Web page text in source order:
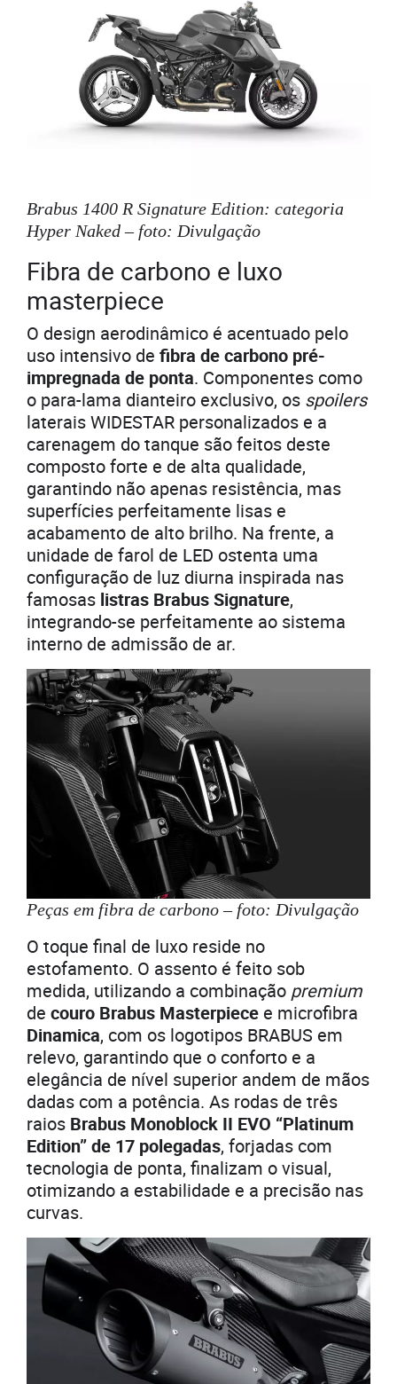
Brabus 1400 R Signature Edition: categoria
Hyper Naked – foto: Divulgação
Fibra de carbono e luxo
masterpiece
O design aerodinâmico é acentuado pelo
uso intensivo de fibra de carbono pré-
impregnada de ponta. Componentes como
o para-lama dianteiro exclusivo, os spoilers
laterais WIDESTAR personalizados e a
carenagem do tanque são feitos deste
composto forte e de alta qualidade,
garantindo não apenas resistência, mas
superfícies perfeitamente lisas e
acabamento de alto brilho. Na frente, a
unidade de farol de LED ostenta uma
configuração de luz diurna inspirada nas
famosas listras Brabus Signature,
integrando-se perfeitamente ao sistema
interno de admissão de ar.
Peças em fibra de carbono – foto: Divulgação
O toque final de luxo reside no
estofamento. O assento é feito sob
medida, utilizando a combinação premium
de couro Brabus Masterpiece e microfibra
Dinamica, com os logotipos BRABUS em
relevo, garantindo que o conforto e a
elegância de nível superior andem de mãos
dadas com a potência. As rodas de três
raios Brabus Monoblock II EVO “Platinum
Edition” de 17 polegadas, forjadas com
tecnologia de ponta, finalizam o visual,
otimizando a estabilidade e a precisão nas
curvas.